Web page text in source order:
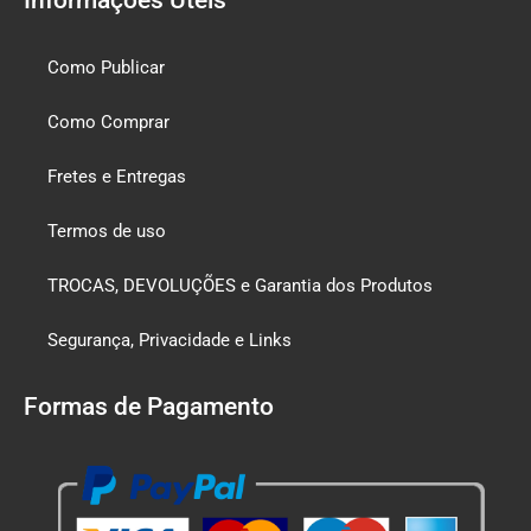
Como Publicar
Como Comprar
Fretes e Entregas
Termos de uso
TROCAS, DEVOLUÇÕES e Garantia dos Produtos
Segurança, Privacidade e Links
Formas de Pagamento